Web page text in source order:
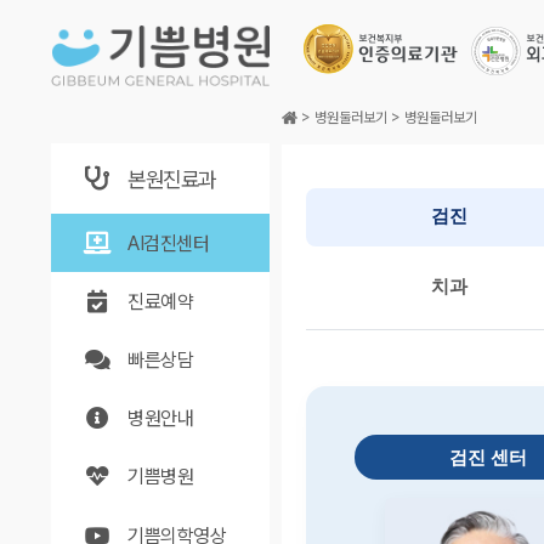
본원진료과
AI검진센터
진료예약
빠른상담
병원안내
기쁨병원
기쁨의학영상
> 병원둘러보기 > 병원둘러보기